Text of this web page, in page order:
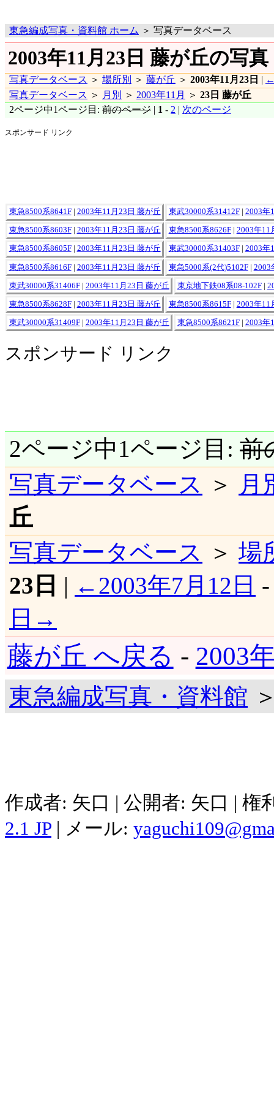
東急編成写真・資料館 ホーム ＞ 写真データベース
2003年11月23日 藤が丘の写真
写真データベース ＞ 場所別 ＞ 藤が丘 ＞ 2003年11月23日 |
写真データベース ＞ 月別 ＞ 2003年11月 ＞ 23日 藤が丘
2ページ中1ページ目: 前のページ | 1 - 2 | 次のページ
スポンサード リンク
東急8500系8641F| 2003年11月23日 藤が丘 東武30000系31412F| 2003年
東急8500系8603F| 2003年11月23日 藤が丘 東急8500系8626F| 2003年11
東急8500系8605F| 2003年11月23日 藤が丘 東武30000系31403F| 2003年
東急8500系8616F| 2003年11月23日 藤が丘 東急5000系(2代)5102F| 2003
東武30000系31406F| 2003年11月23日 藤が丘 東京地下鉄08系08-102F|
東急8500系8628F| 2003年11月23日 藤が丘 東急8500系8615F| 2003年11
東武30000系31409F| 2003年11月23日 藤が丘 東急8500系8621F| 2003年
スポンサード リンク
2ページ中1ページ目: 前
写真データベース
＞
月
丘
写真データベース
＞ 場
23日 | ←2003年7月12日
日→
藤が丘 へ戻る - 2003
東急編成写真・資料館
作成者: 矢口 | 公開者: 矢口 |
2.1 JP | メール: